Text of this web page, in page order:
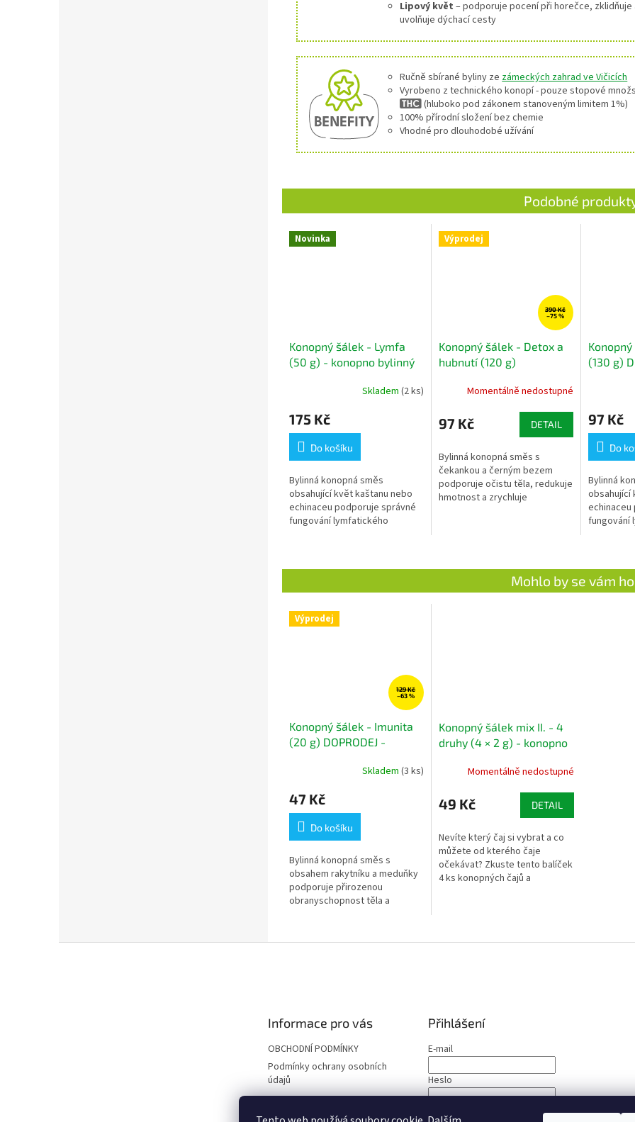
Mohlo by se vám
Výprodej
129 Kč
–63 %
Konopný šálek - Imunita
(20 g) DOPRODEJ -
Skladem (3 ks)
47 Kč
Do košíku
Bylinná konopná směs s
obsahem rakytníku a meduňky
podporuje přirozenou
obranyschopnost těla a
Konopný šálek mix II. - 4
druhy (4 × 2 g) - konopno
Momentálně nedostupné
49 Kč DETAIL
Nevíte který čaj si vybrat a co
můžete od kterého čaje
očekávat? Zkuste tento balíček
4 ks konopných čajů a
Lipový květ – podporuje pocení při horečce, zklidňuje
uvolňuje dýchací cesty
Ručně sbírané byliny zezámeckých zahrad ve Vičicích
Vyrobeno z technického konopí - pouze stopové
(hluboko pod zákonem stanoveným limitem 1%)
100% přírodní složení bez chemie
Vhodné pro dlouhodobé užívání
Novinka
Konopný šálek - Lymfa
(50 g) - konopno bylinný
Skladem (2 ks)
175 Kč
Do košíku
Bylinná konopná směs
obsahující květ kaštanu nebo
echinaceu podporuje správné
fungování lymfatického
Výprodej
390 Kč
–75 %
Konopný šálek - Detox a
hubnutí (120 g)
bylinný čaj
Momentálně nedostupné
97 Kč DETAIL
Bylinná konopná směs s
čekankou a černým bezem
podporuje očistu těla, redukuje
hmotnost a zrychluje
(130 g)
97 Kč
Do
Bylinná
obsahující
fungování
Informace pro vás
OBCHODNÍ PODMÍNKY
Podmínky ochrany osobních
údajů
Přihlášení
E-mail
Heslo
PŘIHLÁSIT SE